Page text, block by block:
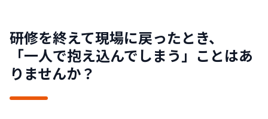
研修を終えて現場に戻ったとき、
「一人で抱え込んでしまう」ことはあ
りませんか？